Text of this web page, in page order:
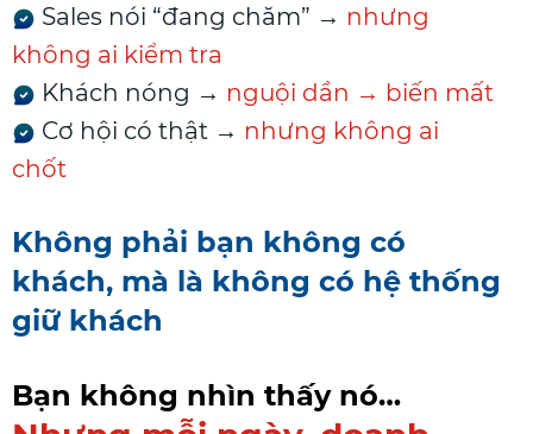
Sales nói “đang chăm” → nhưng
không ai kiểm tra
Khách nóng → nguội dần → biến mất
Cơ hội có thật → nhưng không ai
chốt
Không phải bạn không có
khách, mà là không có hệ thống
giữ khách
Bạn không nhìn thấy nó…